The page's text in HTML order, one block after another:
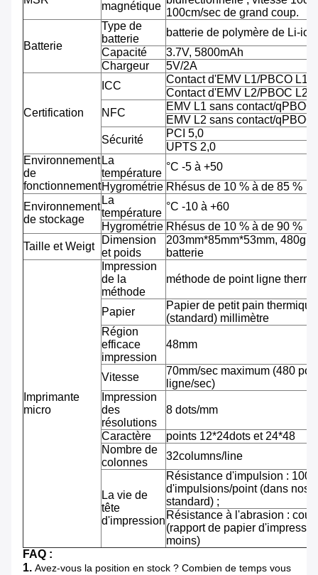
magnétique
100cm/sec de grand coup.
Batterie
Type de
batterie
batterie de polymère de Li-ion
Capacité
3.7V, 5800mAh
Chargeur
5V/2A
Certification
ICC
Contact d'EMV L1/PBCO L1
Contact d'EMV L2/PBOC L2
NFC
EMV L1 sans contact/qPBOC
EMV L2 sans contact/qPBOC
Sécurité
PCI 5,0
UPTS 2,0
Environnement
de
fonctionnement
La
température
°C -5 à +50
Hygrométrie Rhésus de 10 % à de 85 %
Environnement
de stockage
La
température
°C -10 à +60
Hygrométrie Rhésus de 10 % à de 90 %
Taille et Weigt
Dimension
et poids
203mm*85mm*53mm, 480g
batterie
Imprimante
micro
Impression
de la
méthode
méthode de point ligne
Papier
Papier de petit pain
(standard) millimètre
Région
efficace
impression
48mm
Vitesse
70mm/sec maximum (480
ligne/sec)
Impression
des
résolutions
8 dots/mm
Caractère
points 12*24dots et 24*48
Nombre de
colonnes
32columns/line
La vie de
tête
d'impression
Résistance d'impulsion : 100
d'impulsions/point (dans nos
standard) ;
Résistance à l'abrasion :
(rapport de papier
moins)
FAQ :
1. Avez-vous la position en stock ? Combien de temps vous